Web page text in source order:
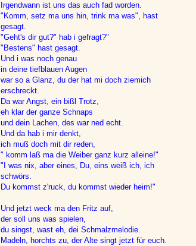
Irgendwann ist uns das auch fad worden.
"Komm, setz ma uns hin, trink ma was", hast
gesagt.
"Geht's dir gut?" hab i gefragt?"
"Bestens" hast gesagt.
Und i was noch genau
in deine tiefblauen Augen
war so a Glanz, du der hat mi doch ziemich
erschreckt.
Da war Angst, ein bißl Trotz,
eh klar der ganze Schnaps
und dein Lachen, des war ned echt.
Und da hab i mir denkt,
ich muß doch mit dir reden,
" komm laß ma die Weiber ganz kurz alleine!"
"I was nix, aber eines, Du, eins weiß ich, ich
schwörs.
Du kommst z'ruck, du kommst wieder heim!"
Und jetzt weck ma den Fritz auf,
der soll uns was spielen,
du singst, wast eh, dei Schmalzmelodie.
Madeln, horchts zu, der Alte singt jetzt für euch.